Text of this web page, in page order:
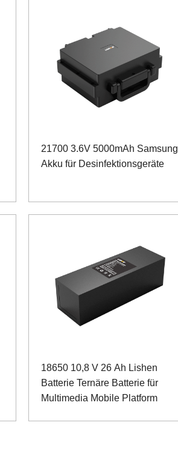
21700 3.6V 5000mAh Samsung
Akku für Desinfektionsgeräte
18650 10,8 V 26 Ah Lishen
Batterie Ternäre Batterie für
Multimedia Mobile Platform